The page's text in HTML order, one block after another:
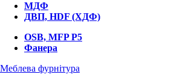
МДФ
ДВП, HDF (ХДФ)
OSB, MFP P5
Фанера
Меблева фурнітура